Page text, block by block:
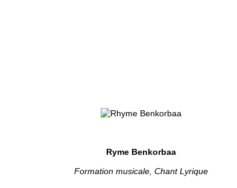
Ryme Benkorbaa
Formation musicale, Chant Lyrique